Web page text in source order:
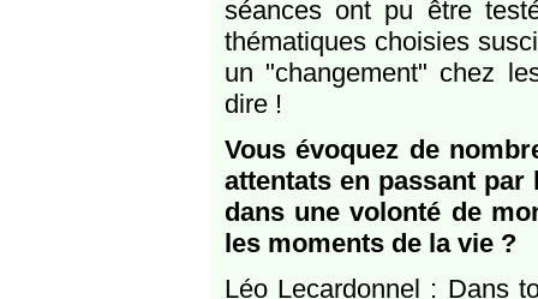
séances ont pu être
thématiques choisies
un "changement" chez
dire !
Vous évoquez de
attentats en passant par
dans une volonté de
les moments de la vie ?
Léo Lecardonnel : Dans